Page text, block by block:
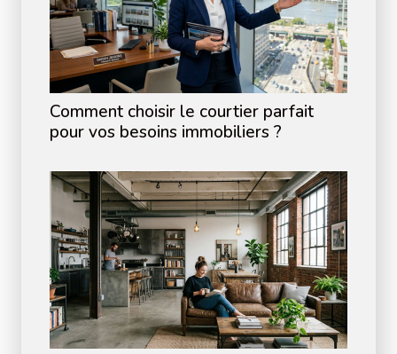
Comment choisir le courtier parfait
pour vos besoins immobiliers ?